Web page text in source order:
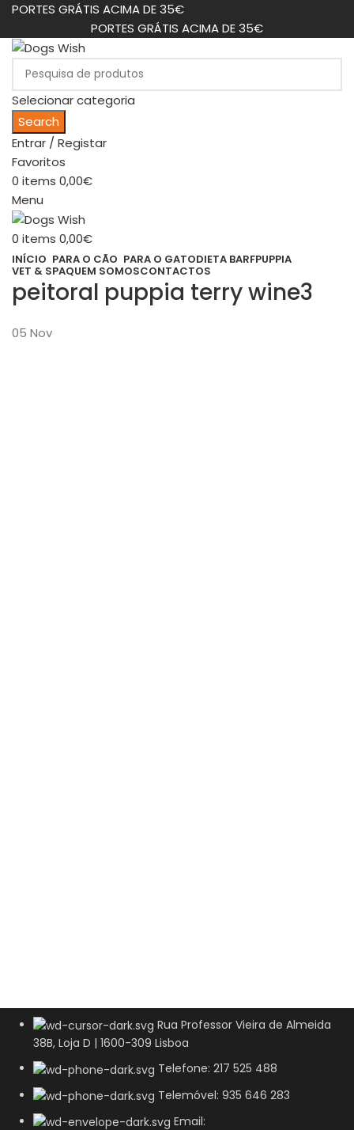
PORTES GRÁTIS ACIMA DE 35€
PORTES GRÁTIS ACIMA DE 35€
Selecionar categoria
Search
Entrar / Registar
Favoritos
0 items 0,00€
Menu
0 items 0,00€
INÍCIO PARA O CÃO PARA O GATODIETA BARFPUPPIA
VET & SPAQUEM SOMOSCONTACTOS
peitoral puppia terry wine3
05 Nov
Rua Professor Vieira de Almeida
38B, Loja D | 1600-309 Lisboa
Telefone: 217 525 488
Telemóvel: 935 646 283
Email: